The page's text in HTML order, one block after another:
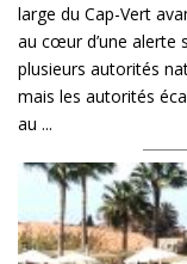
large du Cap-Vert
au cœur d’une alerte
plusieurs autorités
mais les autorités
au ...